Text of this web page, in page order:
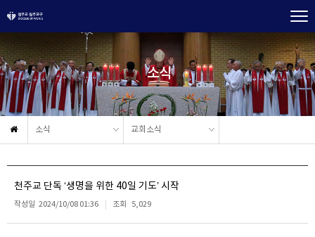
소식
소식 교회소식
천주교 단독 ‘생명을 위한 40일 기도’ 시작
작성일 2024/10/08 01:36 조회 5,029